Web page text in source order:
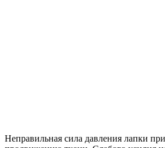
Неправильная сила давления лапки